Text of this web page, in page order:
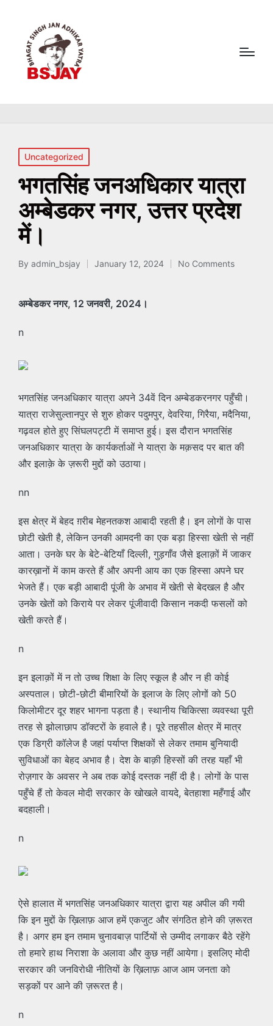
Posted
in
Uncategorized
भगतसिंह जनअधिकार यात्रा
अम्बेडकर नगर, उत्तर प्रदेश
में।
Posted
By admin_bsjay January 12, 2024 No Comments
अम्बेडकर नगर, 12 जनवरी, 2024।
n
भगतसिंह जनअधिकार यात्रा अपने 34वें दिन अम्बेडकरनगर पहुँची।
यात्रा राजेसुल्तानपुर से शुरु होकर पदुमपुर, देवरिया, गिरैया, मदैनिया,
गढ़वल होते हुए सिंघलपट्टी में समाप्त हुई। इस दौरान भगतसिंह
जनअधिकार यात्रा के कार्यकर्ताओं ने यात्रा के मक़सद पर बात की
और इलाक़े के ज़रूरी मुद्दों को उठाया।
nn
इस क्षेत्र में बेहद ग़रीब मेहनतकश आबादी रहती है। इन लोगों के पास
छोटी खेती है, लेकिन उनकी आमदनी का एक बड़ा हिस्सा खेती से नहीं
आता। उनके घर के बेटे-बेटियाँ दिल्ली, गुड़गाँव जैसे इलाक़ों में जाकर
कारख़ानों में काम करते हैं और अपनी आय का एक हिस्सा अपने घर
भेजते हैं। एक बड़ी आबादी पूंजी के अभाव में खेती से बेदखल है और
उनके खेतों को किराये पर लेकर पूंजीवादी किसान नकदी फसलों को
खेती करते हैं।
n
इन इलाक़ों में न तो उच्च शिक्षा के लिए स्कूल है और न ही कोई
अस्पताल। छोटी-छोटी बीमारियों के इलाज के लिए लोगों को 50
किलोमीटर दूर शहर भागना पड़ता है। स्थानीय चिकित्सा व्यवस्था पूरी
तरह से झोलाछाप डॉक्टरों के हवाले है। पूरे तहसील क्षेत्र में मात्र
एक डिग्री कॉलेज है जहां पर्याप्त शिक्षकों से लेकर तमाम बुनियादी
सुविधाओं का बेहद अभाव है। देश के बाक़ी हिस्सों की तरह यहाँ भी
रोज़गार के अवसर ने अब तक कोई दस्तक नहीं दी है। लोगों के पास
पहुँचे हैं तो केवल मोदी सरकार के खोखले वायदे, बेतहाशा महँगाई और
बदहाली।
n
ऐसे हालात में भगतसिंह जनअधिकार यात्रा द्वारा यह अपील की गयी
कि इन मुद्दों के ख़िलाफ़ आज हमें एकजुट और संगठित होने की ज़रूरत
है। अगर हम इन तमाम चुनावबाज़ पार्टियों से उम्मीद लगाकर बैठे रहेंगे
तो हमारे हाथ निराशा के अलावा और कुछ नहीं आयेगा। इसलिए मोदी
सरकार की जनविरोधी नीतियों के ख़िलाफ़ आज आम जनता को
सड़कों पर आने की ज़रूरत है।
n